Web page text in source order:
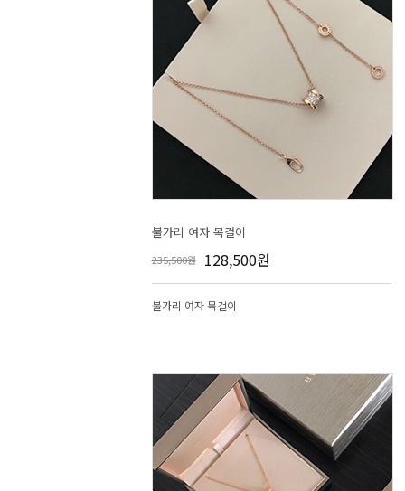
불가리 여자 목걸이
235,500원 128,500원
불가리 여자 목걸이